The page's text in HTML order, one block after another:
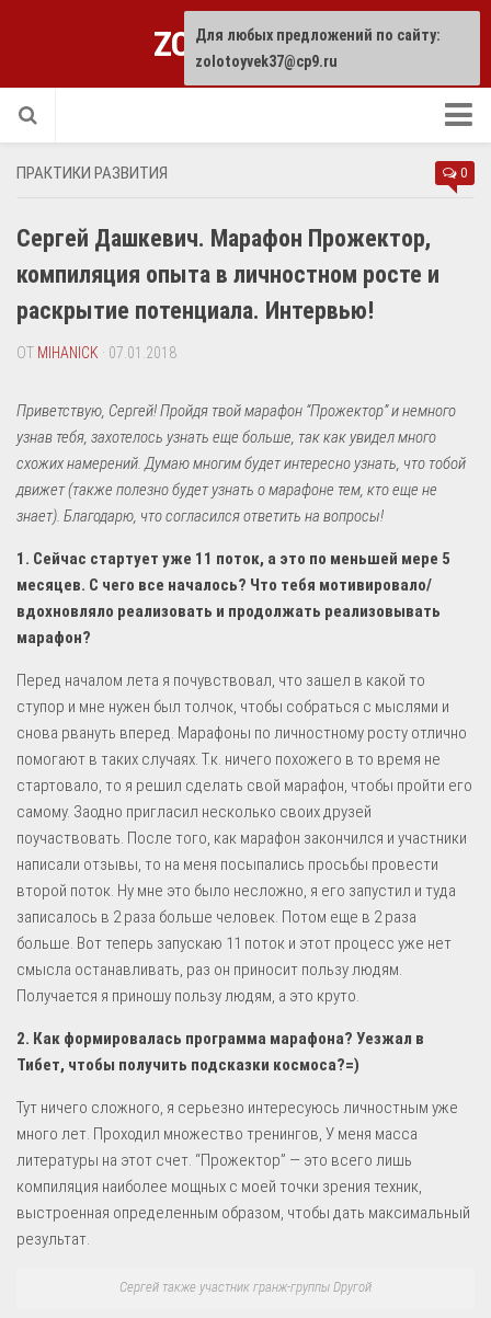
ZOLOTOYVEK
Прислать статью
ПРАКТИКИ РАЗВИТИЯ 0
Сергей Дашкевич. Марафон Прожектор,
компиляция опыта в личностном росте и
раскрытие потенциала. Интервью!
ОТ MIHANICK · 07.01.2018
Приветствую, Сергей! Пройдя твой марафон “Прожектор” и немного
узнав тебя, захотелось узнать еще больше, так как увидел много
схожих намерений. Думаю многим будет интересно узнать, что тобой
движет (также полезно будет узнать о марафоне тем, кто еще не
знает). Благодарю, что согласился ответить на вопросы!
1. Сейчас стартует уже 11 поток, а это по меньшей мере 5
месяцев. С чего все началось? Что тебя мотивировало/
вдохновляло реализовать и продолжать реализовывать
марафон?
Перед началом лета я почувствовал, что зашел в какой то
ступор и мне нужен был толчок, чтобы собраться с мыслями и
снова рвануть вперед. Марафоны по личностному росту отлично
помогают в таких случаях. Т.к. ничего похожего в то время не
стартовало, то я решил сделать свой марафон, чтобы пройти его
самому. Заодно пригласил несколько своих друзей
поучаствовать. После того, как марафон закончился и участники
написали отзывы, то на меня посыпались просьбы провести
второй поток. Ну мне это было несложно, я его запустил и туда
записалось в 2 раза больше человек. Потом еще в 2 раза
больше. Вот теперь запускаю 11 поток и этот процесс уже нет
смысла останавливать, раз он приносит пользу людям.
Получается я приношу пользу людям, а это круто.
2. Как формировалась программа марафона? Уезжал в
Тибет, чтобы получить подсказки космоса?=)
Тут ничего сложного, я серьезно интересуюсь личностным уже
много лет. Проходил множество тренингов, У меня масса
литературы на этот счет. “Прожектор” — это всего лишь
компиляция наиболее мощных с моей точки зрения техник,
выстроенная определенным образом, чтобы дать максимальный
результат.
Сергей также участник гранж-группы Dругой
Для любых предложений по сайту:
zolotoyvek37@cp9.ru